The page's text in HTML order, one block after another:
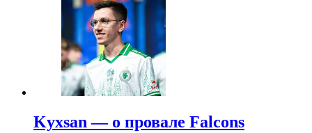
Kyxsan — о провале Falcons